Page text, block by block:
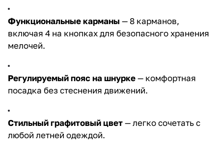
Функциональные карманы — 8 карманов,
включая 4 на кнопках для безопасного хранения
мелочей.
Регулируемый пояс на шнурке— комфортная
посадка без стеснения движений.
Стильный графитовый цвет— легко сочетать с
любой летней одеждой.